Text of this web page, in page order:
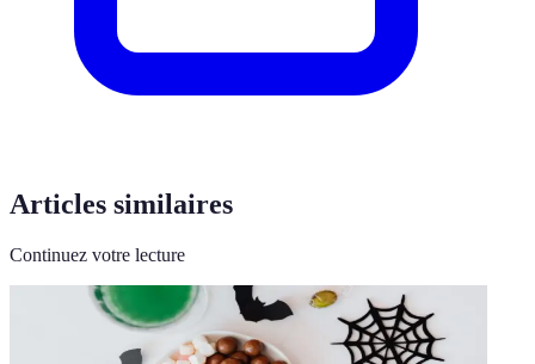
Articles similaires
Continuez votre lecture